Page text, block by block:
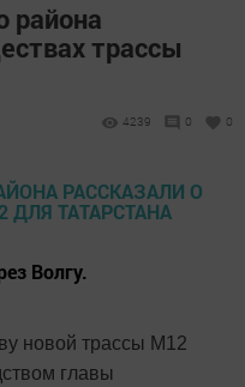
района
трассы
4239 0 0
Волгу.
новой трассы М12
главы